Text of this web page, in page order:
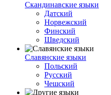
Скандинавские языки
Датский
Норвежский
Финский
Шведский
Славянские языки
Польский
Русский
Чешский